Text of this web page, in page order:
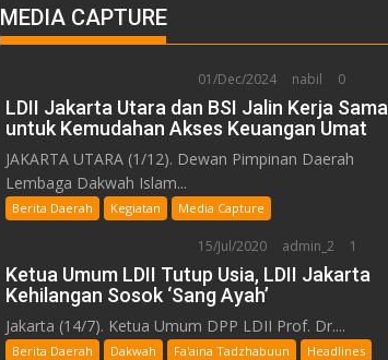
MEDIA CAPTURE
01/Dec/2024 nabil 0
LDII Jakarta Utara dan BSI Jalin Kerja Sama
untuk Kemudahan Akses Keuangan Umat
JAKARTA UTARA (1/12). Dewan Pimpinan Daerah
Lembaga Dakwah Islam...
Berita Daerah Kegiatan Media Capture
15/Jul/2020 admin_2 1
Ketua Umum LDII Tutup Usia, LDII Jakarta
Kehilangan Sosok ‘Sang Ayah’
Jakarta (14/7). Ketua Umum DPP LDII Prof. Dr....
Berita Daerah Dakwah Fa'aina Tadzhabuun
Headlines